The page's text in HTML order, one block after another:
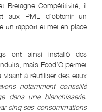
Bretagne Compétitivité, il
aux PME d’obtenir un
un rapport et met en place
ont ainsi installé des
mais Ecod’O permet
visant à réutiliser des eaux
notamment conseillé
dans une blanchisserie.
cinq ses consommations